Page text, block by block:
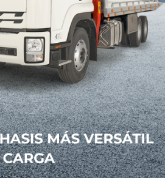
lo que en
presidente ejecutivo
en el mercado
2010, por encima
reto es en materia
también se
pueda disfrutar